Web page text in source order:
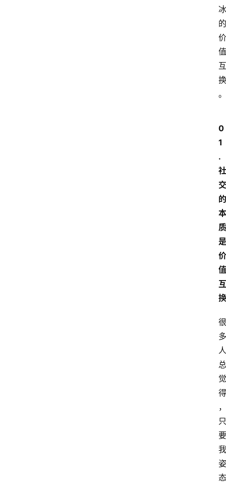
冰
的
价
值
互
换
。
0
1
.
社
交
的
本
质
是
价
值
互
换
很
多
人
总
觉
得
，
只
要
我
姿
态